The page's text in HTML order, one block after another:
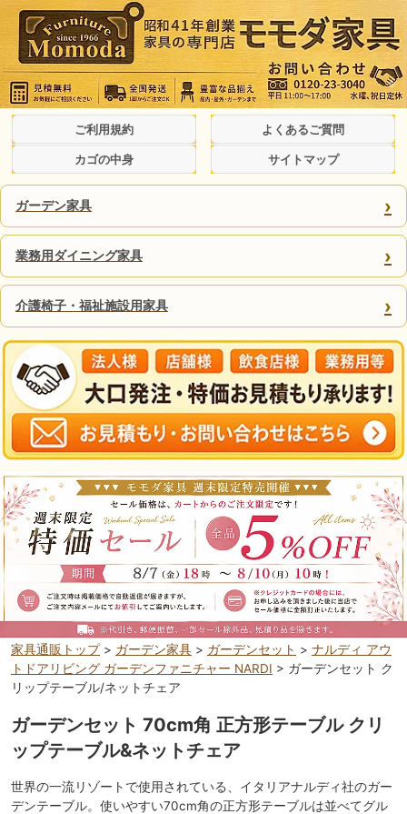
ご利用規約 よくあるご質問
カゴの中身 サイトマップ
ガーデン家具 ›
業務用ダイニング家具 ›
介護椅子・福祉施設用家具 ›
家具通販トップ> ガーデン家具 > ガーデンセット > ナルディ アウ
トドアリビング ガーデンファニチャー NARDI > ガーデンセット ク
リップテーブル/ネットチェア
ガーデンセット 70cm角 正方形テーブル クリ
ップテーブル&ネットチェア
世界の一流リゾートで使用されている、イタリアナルディ社のガー
デンテーブル。使いやすい70cm角の正方形テーブルは並べてグル